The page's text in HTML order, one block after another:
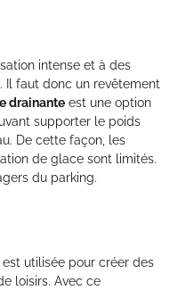
intense et à des
Il faut donc un revêtement
drainante est une option
supporter le poids
De cette façon, les
de glace sont limités.
du parking.
utilisée pour créer des
loisirs. Avec ce